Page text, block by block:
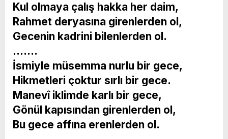
Kul olmaya çalış hakka her daim,
Rahmet deryasına girenlerden ol,
Gecenin kadrini bilenlerden ol.
…….
İsmiyle müsemma nurlu bir gece,
Hikmetleri çoktur sırlı bir gece.
Manevî iklimde karlı bir gece,
Gönül kapısından girenlerden ol,
Bu gece affına erenlerden ol.